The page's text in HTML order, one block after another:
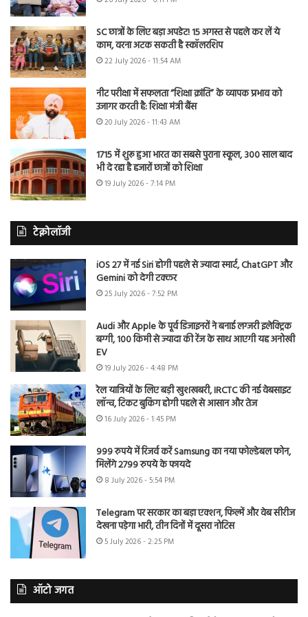
SC छात्रों के लिए बड़ा अपडेट! 15 अगस्त से पहले कर लें ये
काम, वरना अटक सकती है स्कॉलरशिप
22 July 2026 - 11:54 AM
नीट परीक्षा में सफलता “शिक्षा क्रांति” के व्यापक प्रभाव को
उजागर करती है: शिक्षा मंत्री बैंस
20 July 2026 - 11:43 AM
1715 में शुरू हुआ भारत का सबसे पुराना स्कूल, 300 साल बाद
भी दे रहा है हजारों छात्रों को शिक्षा
19 July 2026 - 7:14 PM
टेक्नोलॉजी
iOS 27 में नई Siri होगी पहले से ज्यादा स्मार्ट, ChatGPT और
Gemini को देगी टक्कर
25 July 2026 - 7:52 PM
Audi और Apple के पूर्व डिजाइनरों ने बनाई लग्जरी इलेक्ट्रिक
बग्गी, 100 किमी से ज्यादा की रेंज के साथ आएगी यह अनोखी
EV
19 July 2026 - 4:48 PM
रेल यात्रियों के लिए बड़ी खुशखबरी, IRCTC की नई वेबसाइट
लॉन्च, टिकट बुकिंग होगी पहले से आसान और तेज
16 July 2026 - 1:45 PM
999 रुपये में रिजर्व करें Samsung का नया फोल्डेबल फोन,
मिलेंगे 2799 रुपये के फायदे
8 July 2026 - 5:54 PM
Telegram पर सरकार का बड़ा एक्शन, फिल्में और वेब सीरीज
देखना पड़ेगा भारी, तीन दिनों में दूसरा नोटिस
5 July 2026 - 2:25 PM
ऑटो जगत